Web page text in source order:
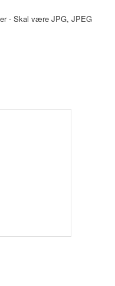
- Skal være JPG, JPEG